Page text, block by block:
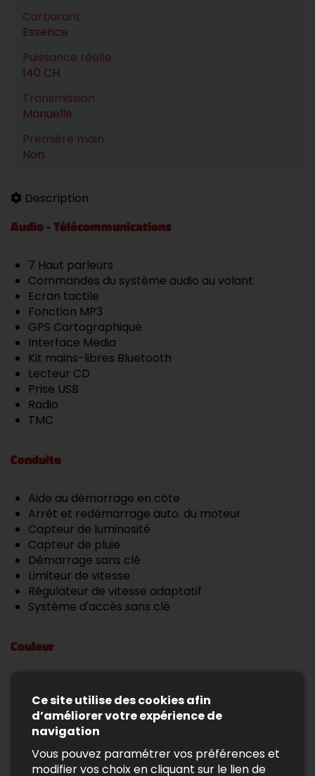
Carburant
Essence
Puissance réelle
140 CH
Transmission
Manuelle
Première main
Non
Description
Audio - Télécommunications
7 Haut parleurs
Commandes du système audio au volant
Ecran tactile
Fonction MP3
GPS Cartographique
Interface Media
Kit mains-libres Bluetooth
Lecteur CD
Prise USB
Radio
TMC
Conduite
Aide au démarrage en côte
Arrêt et redémarrage auto. du moteur
Capteur de luminosité
Capteur de pluie
Démarrage sans clé
Limiteur de vitesse
Régulateur de vitesse adaptatif
Système d'accès sans clé
Couleur
- Noir
- Sellerie cuir & vinyle
White
- Blanc
- Peinture
Ce site utilise des cookies afin
d’améliorer votre expérience de
navigation
Vous pouvez paramétrer vos préférences et
modifier vos choix en cliquant sur le lien de